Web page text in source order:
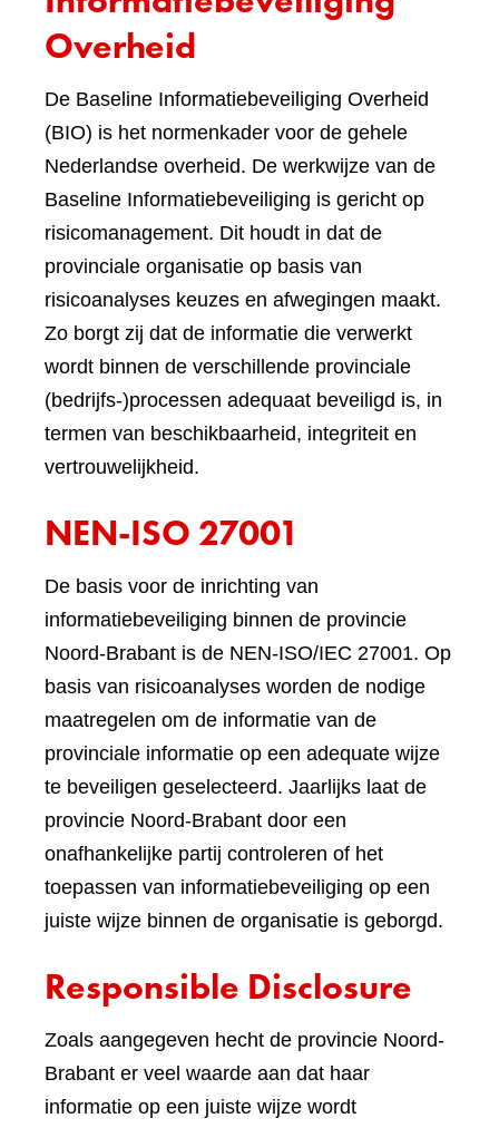
Overheid
De Baseline Informatiebeveiliging Overheid
(BIO) is het normenkader voor de gehele
Nederlandse overheid. De werkwijze van de
Baseline Informatiebeveiliging is gericht op
risicomanagement. Dit houdt in dat de
provinciale organisatie op basis van
risicoanalyses keuzes en afwegingen maakt.
Zo borgt zij dat de informatie die verwerkt
wordt binnen de verschillende provinciale
(bedrijfs-)processen adequaat beveiligd is, in
termen van beschikbaarheid, integriteit en
vertrouwelijkheid.
NEN-ISO 27001
De basis voor de inrichting van
informatiebeveiliging binnen de provincie
Noord-Brabant is de NEN-ISO/IEC 27001. Op
basis van risicoanalyses worden de nodige
maatregelen om de informatie van de
provinciale informatie op een adequate wijze
te beveiligen geselecteerd. Jaarlijks laat de
provincie Noord-Brabant door een
onafhankelijke partij controleren of het
toepassen van informatiebeveiliging op een
juiste wijze binnen de organisatie is geborgd.
Responsible Disclosure
Zoals aangegeven hecht de provincie Noord-
Brabant er veel waarde aan dat haar
informatie op een juiste wijze wordt